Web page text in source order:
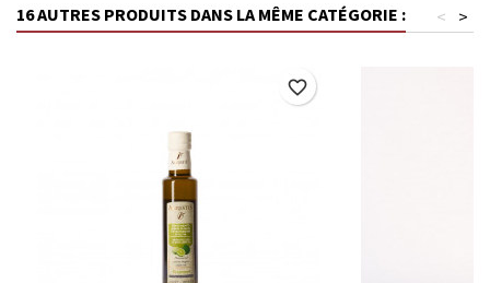
16 AUTRES PRODUITS DANS LA MÊME CATÉGORIE : >
<
favorite_border